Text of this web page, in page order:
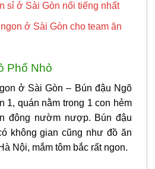
sỉ ở Sài Gòn nổi tiếng nhất
ở Sài Gòn cho team ăn
Phố Nhỏ
ở Sài Gòn – Bún đậu Ngõ
1, quán nằm trong 1 con hẻm
đông nườm nượp. Bún đậu
không gian cũng như đồ ăn
Nội, mắm tôm bắc rất ngon.